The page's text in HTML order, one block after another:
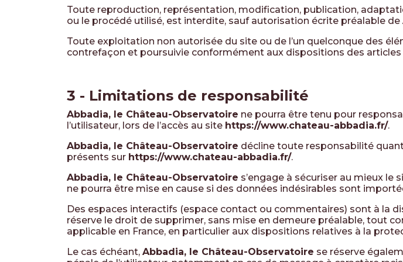
Toute reproduction, représentation, modification, publication,
ou le procédé utilisé, est interdite, sauf autorisation écrite préalable de
Toute exploitation non autorisée du site ou de l’un quelconque des
contrefaçon et poursuivie conformément aux dispositions des articles
3 - Limitations de responsabilité
Abbadia, le Château-Observatoire ne pourra être tenu pour
l’utilisateur, lors de l’accès au site https://www.chateau-abbadia.fr/.
Abbadia, le Château-Observatoire décline toute responsabilité
présents sur https://www.chateau-abbadia.fr/.
Abbadia, le Château-Observatoire s’engage à sécuriser au mieux le
ne pourra être mise en cause si des données indésirables sont
Des espaces interactifs (espace contact ou commentaires) sont à la
réserve le droit de supprimer, sans mise en demeure préalable, tout
applicable en France, en particulier aux dispositions relatives à la
Le cas échéant, Abbadia, le Château-Observatoire se réserve